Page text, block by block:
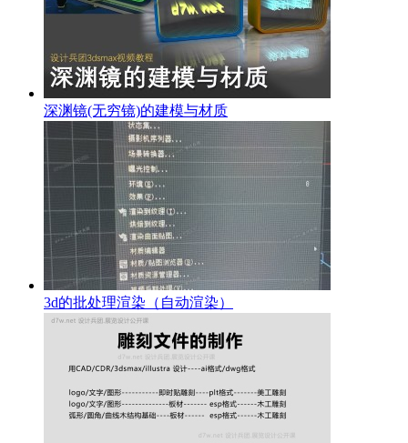
深渊镜(无穷镜)的建模与材质
3d的批处理渲染（自动渲染）